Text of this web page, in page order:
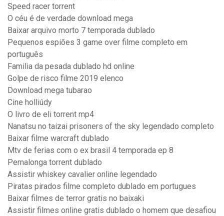
Speed racer torrent
O céu é de verdade download mega
Baixar arquivo morto 7 temporada dublado
Pequenos espiões 3 game over filme completo em
português
Familia da pesada dublado hd online
Golpe de risco filme 2019 elenco
Download mega tubarao
Cine holliúdy
O livro de eli torrent mp4
Nanatsu no taizai prisoners of the sky legendado completo
Baixar filme warcraft dublado
Mtv de ferias com o ex brasil 4 temporada ep 8
Pernalonga torrent dublado
Assistir whiskey cavalier online legendado
Piratas pirados filme completo dublado em portugues
Baixar filmes de terror gratis no baixaki
Assistir filmes online gratis dublado o homem que desafiou